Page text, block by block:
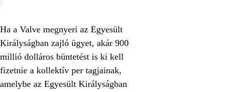
Ha a Valve megnyeri az Egyesült
Királyságban zajló ügyet, akár 900
millió dolláros büntetést is ki kell
fizetnie a kollektív per tagjainak,
amelybe az Egyesült Királyságban